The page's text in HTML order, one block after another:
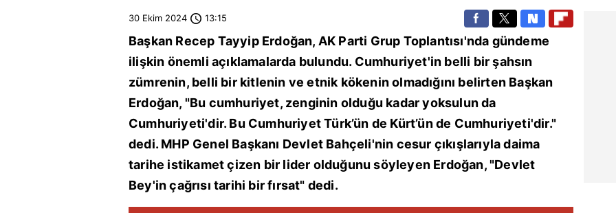
30 Ekim 2024 13:15
Başkan Recep Tayyip Erdoğan, AK Parti Grup Toplantısı'nda gündeme
ilişkin önemli açıklamalarda bulundu. Cumhuriyet'in belli bir şahsın
zümrenin, belli bir kitlenin ve etnik kökenin olmadığını belirten Başkan
Erdoğan, "Bu cumhuriyet, zenginin olduğu kadar yoksulun da
Cumhuriyeti'dir. Bu Cumhuriyet Türk’ün de Kürt’ün de Cumhuriyeti'dir."
dedi. MHP Genel Başkanı Devlet Bahçeli'nin cesur çıkışlarıyla daima
tarihe istikamet çizen bir lider olduğunu söyleyen Erdoğan, "Devlet
Bey'in çağrısı tarihi bir fırsat" dedi.